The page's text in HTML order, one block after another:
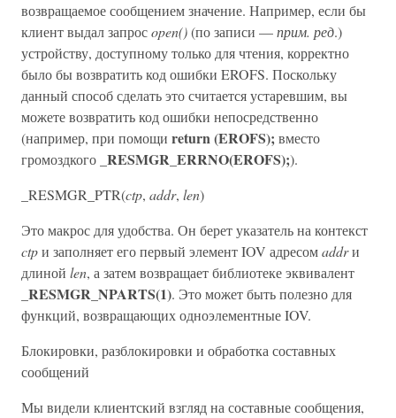
возвращаемое сообщением значение. Например, если бы
клиент выдал запросopen()(по записи —прим. ред.)
устройству, доступному только для чтения, корректно
было бы возвратить код ошибки EROFS. Поскольку
данный способ сделать это считается устаревшим, вы
можете возвратить код ошибки непосредственно
(например, при помощи return (EROFS);вместо
громоздкого _RESMGR_ERRNO(EROFS);).
_RESMGR_PTR(ctp, addr, len)
Это макрос для удобства. Он берет указатель на контекст
ctpи заполняет его первый элемент IOV адресомaddrи
длиной len, а затем возвращает библиотеке эквивалент
_RESMGR_NPARTS(1). Это может быть полезно для
функций, возвращающих одноэлементные IOV.
Блокировки, разблокировки и обработка составных
сообщений
Мы видели клиентский взгляд на составные сообщения,